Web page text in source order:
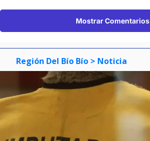
Mostrar Comentarios
Región Del Bío Bío > Noticia